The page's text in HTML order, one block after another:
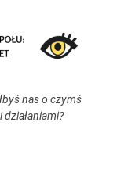
nas o czymś